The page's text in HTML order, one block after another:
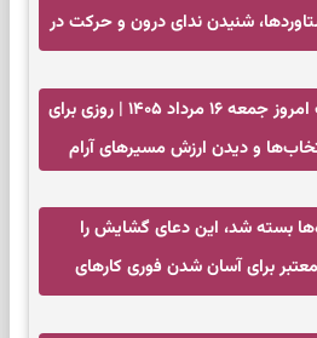
شنیدن ندای درون و حرکت در
فال سرنوشت امروز جمعه ۱۶ مرداد ۱۴۰۵ | روزی برای
و دیدن ارزش مسیرهای آرام
بسته شد، این دعای گشایش را
معتبر برای آسان شدن فوری کارهای